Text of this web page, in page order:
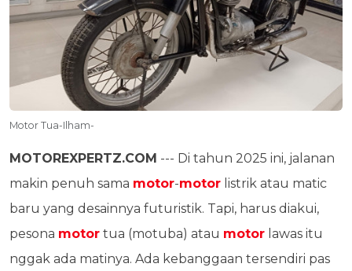
Motor Tua-Ilham-
MOTOREXPERTZ.COM --- Di tahun 2025 ini, jalanan
makin penuh sama motor-motor listrik atau matic
baru yang desainnya futuristik. Tapi, harus diakui,
pesona motor tua (motuba) atau motor lawas itu
nggak ada matinya. Ada kebanggaan tersendiri pas